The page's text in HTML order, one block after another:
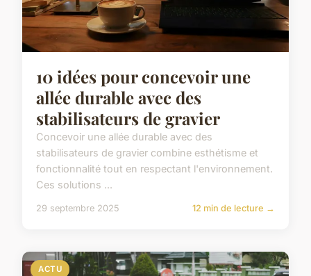
10 idées pour concevoir une
allée durable avec des
stabilisateurs de gravier
Concevoir une allée durable avec des
stabilisateurs de gravier combine esthétisme et
fonctionnalité tout en respectant l'environnement.
Ces solutions ...
29 septembre 2025 12 min de lecture →
ACTU